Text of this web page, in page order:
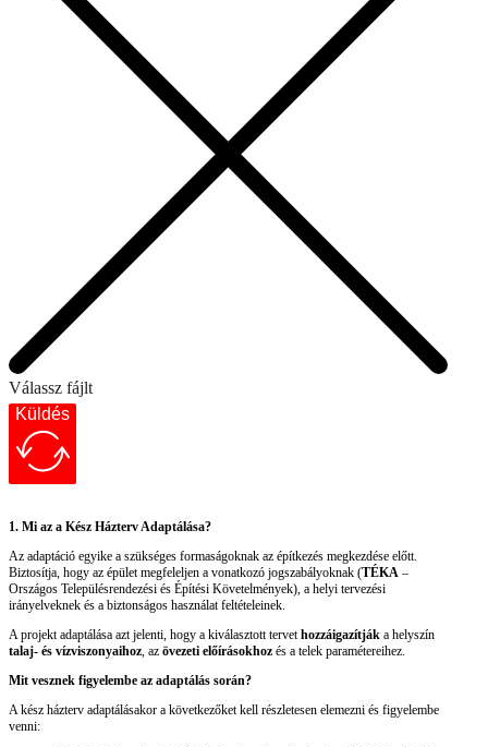
Válassz fájlt
Küldés
1. Mi az a Kész Házterv Adaptálása?
Az adaptáció egyike a szükséges formaságoknak az építkezés megkezdése előtt.
Biztosítja, hogy az épület megfeleljen a vonatkozó jogszabályoknak (TÉKA –
Országos Településrendezési és Építési Követelmények), a helyi tervezési
irányelveknek és a biztonságos használat feltételeinek.
A projekt adaptálása azt jelenti, hogy a kiválasztott tervethozzáigazítják a helyszín
talaj- és vízviszonyaihoz, az övezeti előírásokhoz és a telek paramétereihez.
Mit vesznek figyelembe az adaptálás során?
A kész házterv adaptálásakor a következőket kell részletesen elemezni és figyelembe
venni: